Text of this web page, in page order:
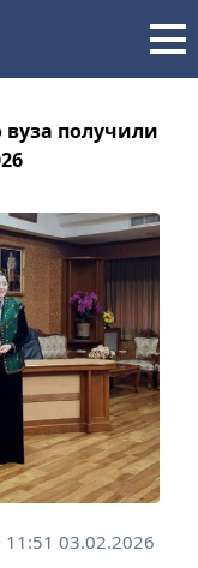
вуза получили
11:51 03.02.2026